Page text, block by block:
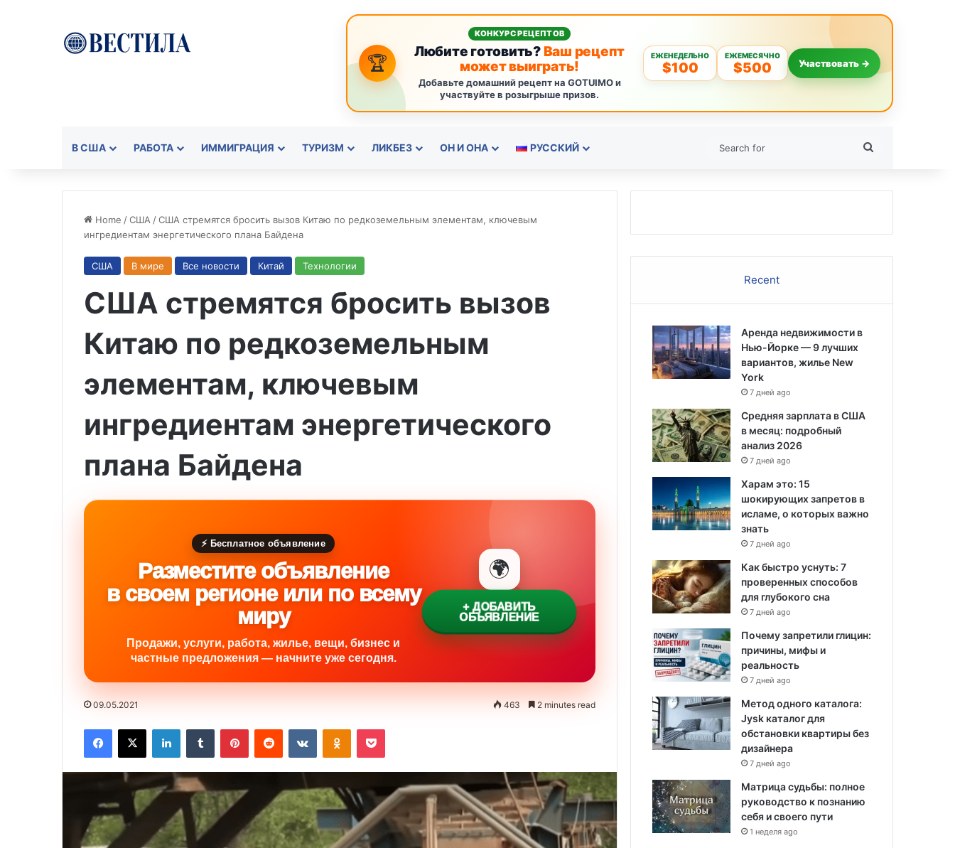
🏆
КОНКУРС РЕЦЕПТОВ
Любите готовить?Ваш рецепт
может выиграть!
Добавьте домашний рецепт на GOTUIMO и
участвуйте в розыгрыше призов.
ЕЖЕНЕДЕЛЬНО
$100
ЕЖЕМЕСЯЧНО
$500 Участвовать →
В США РАБОТА ИММИГРАЦИЯ ТУРИЗМ ЛИКБЕЗ ОН И ОНА РУССКИЙ
Home /США /США стремятся бросить вызов Китаю по редкоземельным элементам, ключевым
ингредиентам энергетического плана Байдена
США В мире Все новости Китай Технологии
США стремятся бросить вызов
Китаю по редкоземельным
элементам, ключевым
ингредиентам энергетического
плана Байдена
⚡ Бесплатное объявление
Разместите объявление
в своем регионе или по всему
миру
Продажи, услуги, работа, жилье, вещи, бизнес и
частные предложения — начните уже сегодня.
🌍
+ ДОБАВИТЬ
ОБЪЯВЛЕНИЕ
09.05.2021 463 2 minutes read
Recent
Аренда недвижимости в
Нью-Йорке — 9 лучших
вариантов, жилье New
York
7 дней ago
Средняя зарплата в США
в месяц: подробный
анализ 2026
7 дней ago
Харам это: 15
шокирующих запретов в
исламе, о которых важно
знать
7 дней ago
Как быстро уснуть: 7
проверенных способов
для глубокого сна
7 дней ago
Почему запретили глицин:
причины, мифы и
реальность
7 дней ago
Метод одного каталога:
Jysk каталог для
обстановки квартиры без
дизайнера
7 дней ago
Матрица судьбы: полное
руководство к познанию
себя и своего пути
1 неделя ago